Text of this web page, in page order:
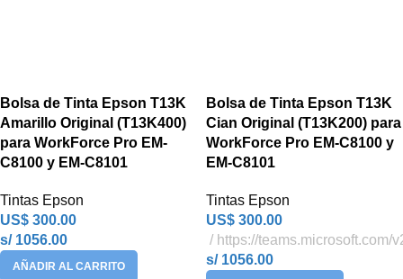
Bolsa de Tinta Epson T13K
Amarillo Original (T13K400)
para WorkForce Pro EM-
C8100 y EM-C8101
Tintas Epson
US$ 300.00
s/ 1056.00
AÑADIR AL CARRITO
Bolsa de Tinta Epson T13K
Cian Original (T13K200) para
WorkForce Pro EM-C8100 y
EM-C8101
Tintas Epson
US$ 300.00
https://teams.microsoft.com/
s/ 1056.00